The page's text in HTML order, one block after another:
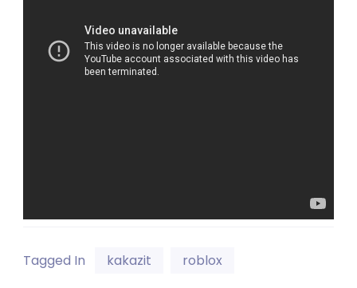
Tagged In kakazit roblox